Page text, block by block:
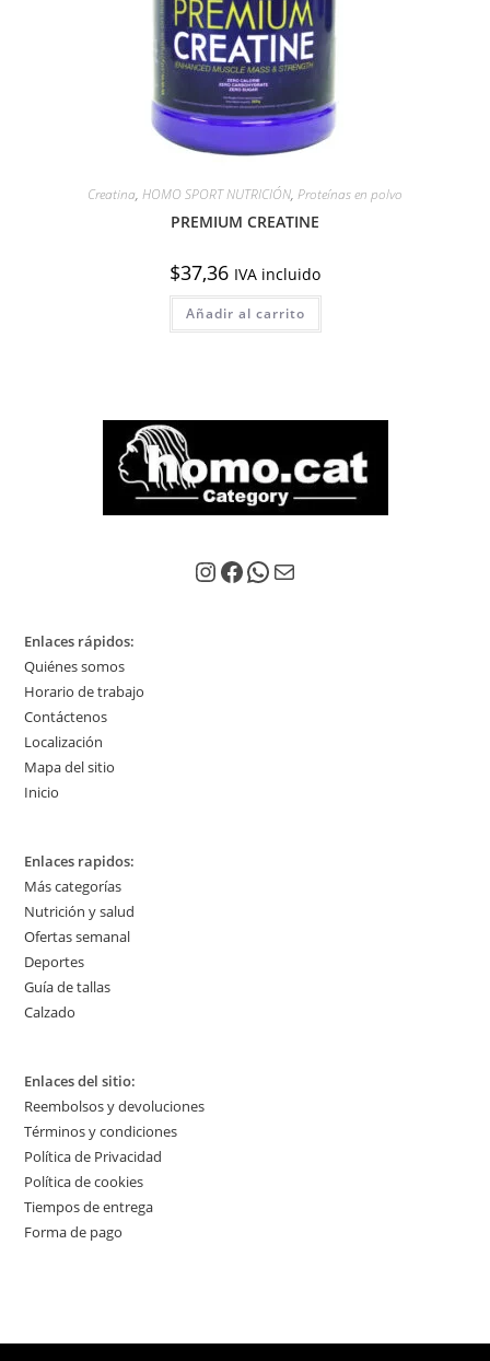
Creatina, HOMO SPORT NUTRICIÓN, Proteínas en polvo
PREMIUM CREATINE
$37,36 IVA incluido
Añadir al carrito
Instagram
Facebook
WhatsApp
Correo electrónico
Enlaces rápidos:
Quiénes somos
Horario de trabajo
Contáctenos
Localización
Mapa del sitio
Inicio
Enlaces rapidos:
Más categorías
Nutrición y salud
Ofertas semanal
Deportes
Guía de tallas
Calzado
Enlaces del sitio:
Reembolsos y devoluciones
Términos y condiciones
Política de Privacidad
Política de cookies
Tiempos de entrega
Forma de pago